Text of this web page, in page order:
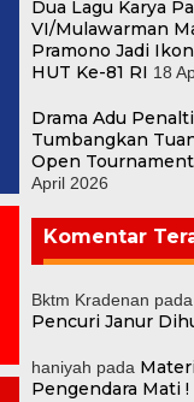
Dua Lagu Karya
VI/Mulawarman
Pramono Jadi
HUT Ke-81 RI 18
Drama Adu
Tumbangkan
Open
April 2026
Komentar
Bktm Kradenan pada
Pencuri Janur
haniyah pada
Pengendara Mati !